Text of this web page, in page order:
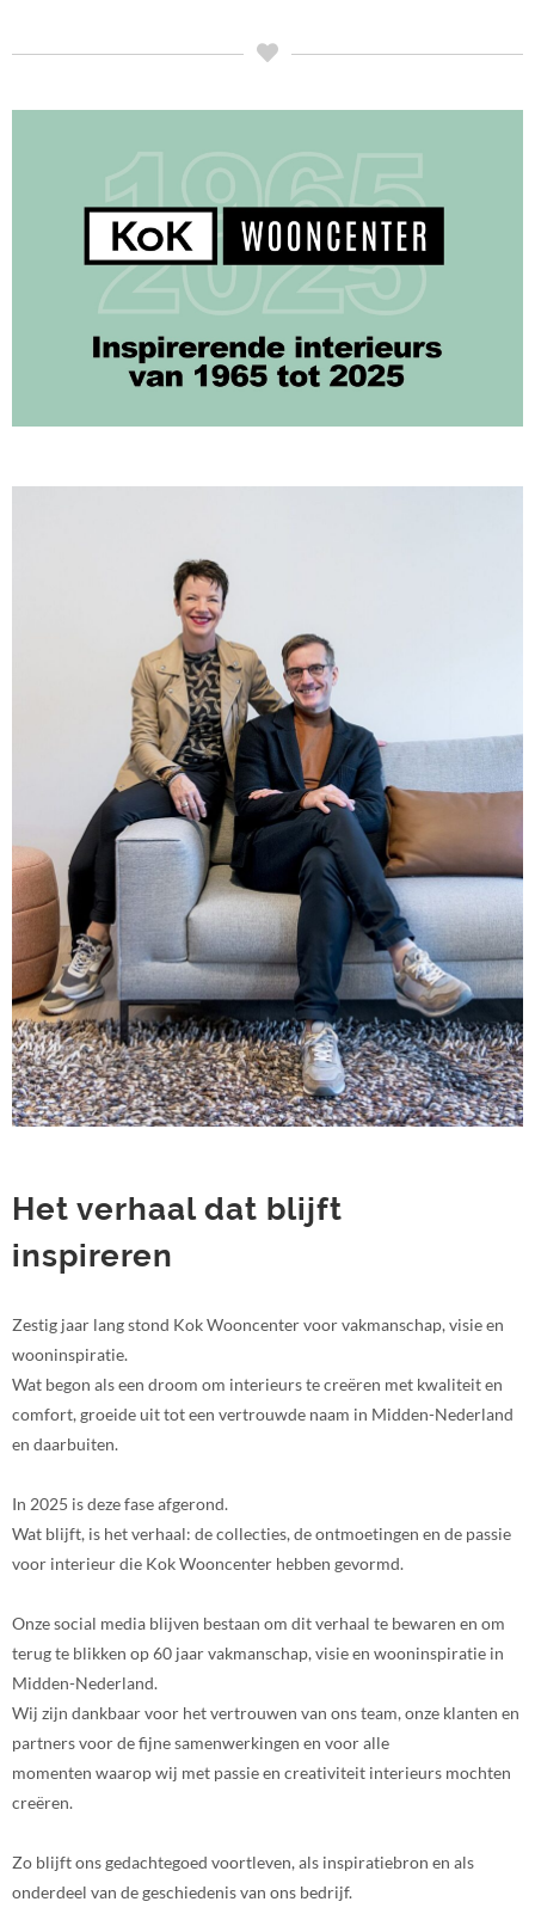
Het verhaal dat blijft
inspireren
Zestig jaar lang stond Kok Wooncenter voor vakmanschap, visie en
wooninspiratie.
Wat begon als een droom om interieurs te creëren met kwaliteit en
comfort, groeide uit tot een vertrouwde naam in Midden-Nederland
en daarbuiten.
In 2025 is deze fase afgerond.
Wat blijft, is het verhaal: de collecties, de ontmoetingen en de passie
voor interieur die Kok Wooncenter hebben gevormd.
Onze social media blijven bestaan om dit verhaal te bewaren en om
terug te blikken op 60 jaar vakmanschap, visie en wooninspiratie in
Midden-Nederland.
Wij zijn dankbaar voor het vertrouwen van ons team, onze klanten en
partners voor de fijne samenwerkingen en voor alle
momenten waarop wij met passie en creativiteit interieurs mochten
creëren.
Zo blijft ons gedachtegoed voortleven, als inspiratiebron en als
onderdeel van de geschiedenis van ons bedrijf.